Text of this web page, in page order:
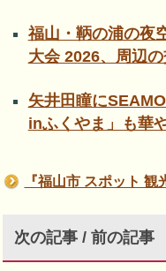
福山・鞆の浦の夜
大会 2026、周辺
矢井田瞳に
inふくやま」も華
『福山市 スポット 観
次の記事 / 前の記事